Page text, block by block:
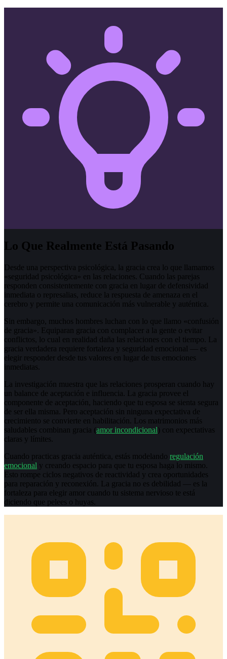
Lo Que Realmente Está Pasando
Desde una perspectiva psicológica, la gracia crea lo que llamamos
«seguridad psicológica» en las relaciones. Cuando las parejas
responden consistentemente con gracia en lugar de defensividad
inmediata o represalias, reduce la respuesta de amenaza en el
cerebro y permite una comunicación más vulnerable y auténtica.
Sin embargo, muchos hombres luchan con lo que llamo «confusión
de gracia». Equiparan gracia con complacer a la gente o evitar
conflictos, lo cual en realidad daña las relaciones con el tiempo. La
gracia verdadera requiere fortaleza y seguridad emocional — es
elegir responder desde tus valores en lugar de tus emociones
inmediatas.
La investigación muestra que las relaciones prosperan cuando hay
un balance de aceptación e influencia. La gracia provee el
componente de aceptación, haciendo que tu esposa se sienta segura
de ser ella misma. Pero aceptación sin ninguna expectativa de
crecimiento se convierte en habilitación. Los matrimonios más
saludables combinan gracia (amor incondicional ) con expectativas
claras y límites.
Cuando practicas gracia auténtica, estás modelando regulación
emocional y creando espacio para que tu esposa haga lo mismo.
Esto rompe ciclos negativos de reactividad y crea oportunidades
para reparación y reconexión. La gracia no es debilidad — es la
fortaleza para elegir amor cuando tu sistema nervioso te está
diciendo que pelees o huyas.